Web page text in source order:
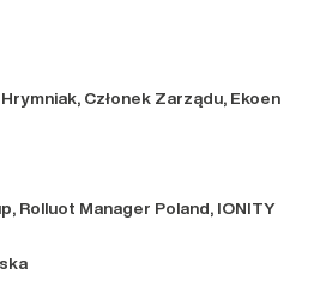
Członek Zarządu, Ekoen
Rolluot Manager Poland, IONITY